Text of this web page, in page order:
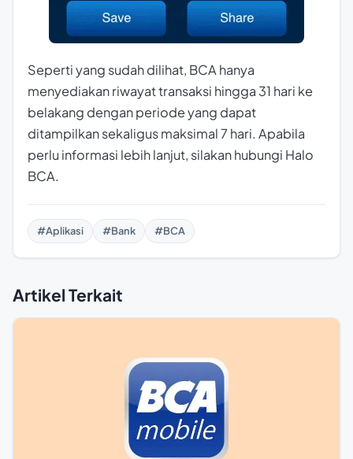
Seperti yang sudah dilihat, BCA hanya
menyediakan riwayat transaksi hingga 31 hari ke
belakang dengan periode yang dapat
ditampilkan sekaligus maksimal 7 hari. Apabila
perlu informasi lebih lanjut, silakan hubungi Halo
BCA.
#Aplikasi #Bank #BCA
Artikel Terkait